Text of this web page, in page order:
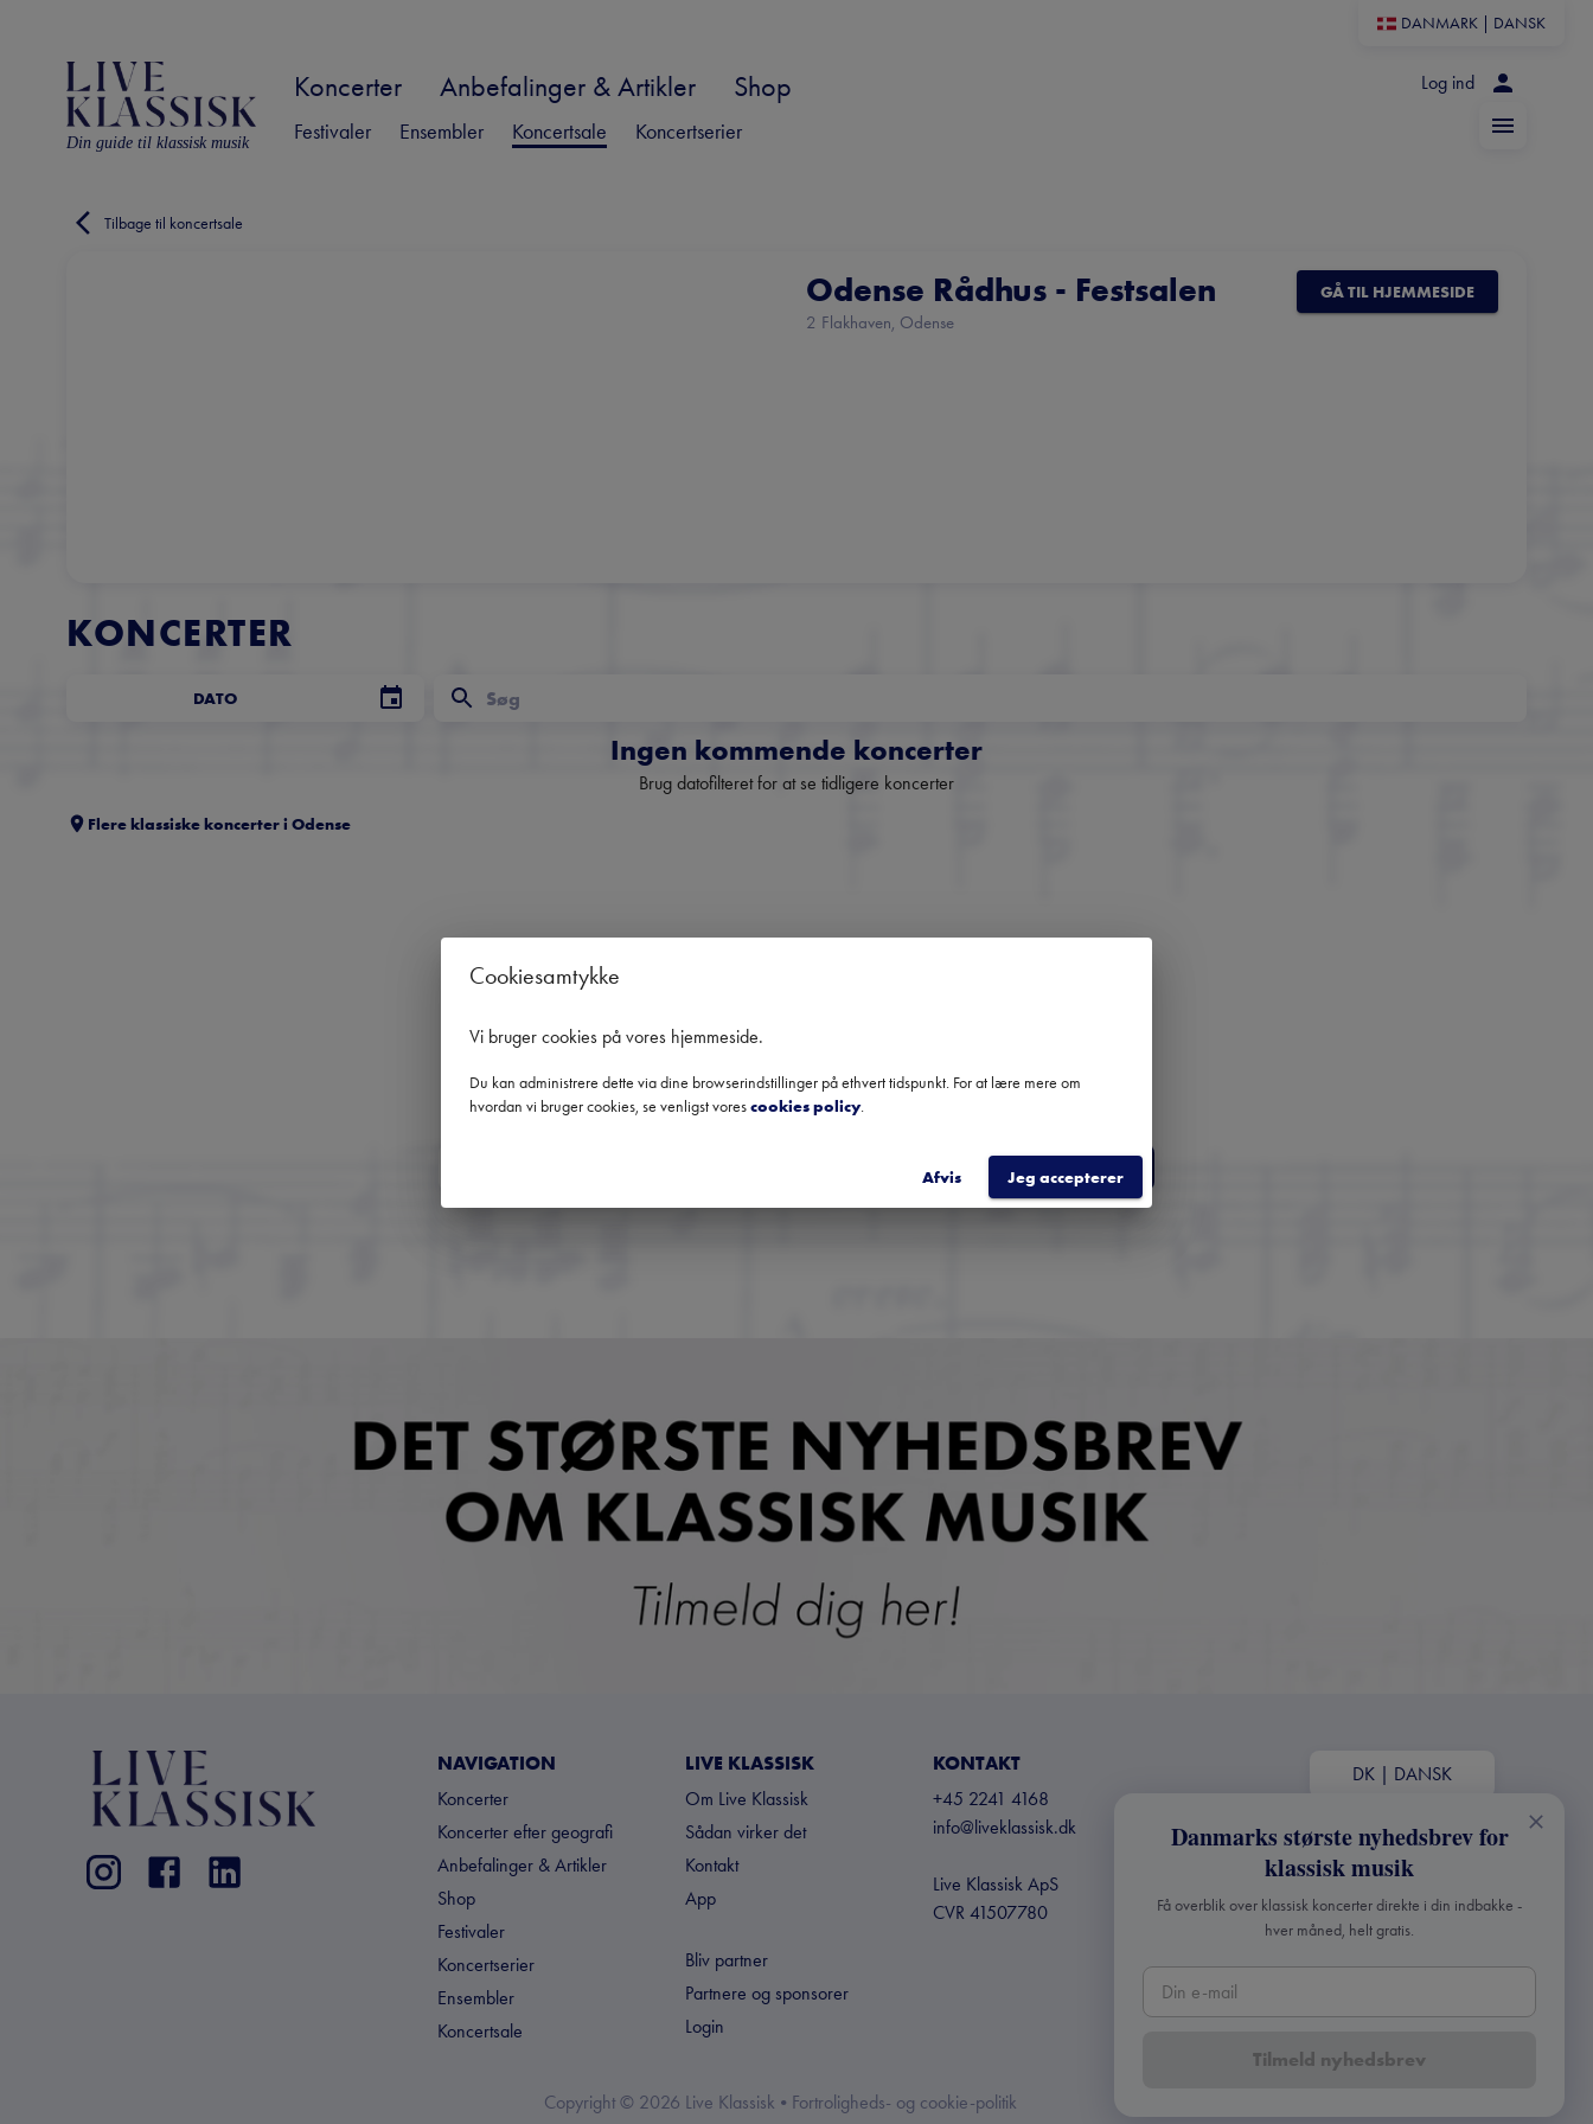
DANMARK DANSK
Din guide til klassisk musik
Koncerter Anbefalinger & Artikler Shop
Festivaler Ensembler Koncertsale Koncertserier
Log ind
Tilbage til koncertsale
Odense Rådhus - Festsalen
2 Flakhaven, Odense
GÅ TIL HJEMMESIDE
KONCERTER
DATO
Ingen kommende koncerter
Brug datofilteret for at se tidligere koncerter
Flere klassiske koncerter i Odense
Danmarks største nyhedsbrev
Få overblik over kommende koncerter, festivaler og udvalgte
anbefalinger fra hele landet.
TILMELD
NAVIGATION
Koncerter
Koncerter efter geografi
Anbefalinger & Artikler
Shop
Festivaler
Koncertserier
Ensembler
Koncertsale
LIVE KLASSISK
Om Live Klassisk
Sådan virker det
Kontakt
App
Bliv partner
Partnere og sponsorer
Login
KONTAKT
+45 2241 4168
info@liveklassisk.dk
Live Klassisk ApS
CVR 41507780
DK | DANSK
Copyright © 2026 Live Klassisk • Fortroligheds- og cookie-politik
Danmarks største nyhedsbrev for
klassisk musik
Få overblik over klassisk koncerter direkte i din indbakke -
hver måned, helt gratis.
Tilmeld nyhedsbrev
Cookiesamtykke
Vi bruger cookies på vores hjemmeside.
Du kan administrere dette via dine browserindstillinger på ethvert tidspunkt. For at lære mere om
hvordan vi bruger cookies, se venligst vorescookies policy.
Afvis Jeg accepterer